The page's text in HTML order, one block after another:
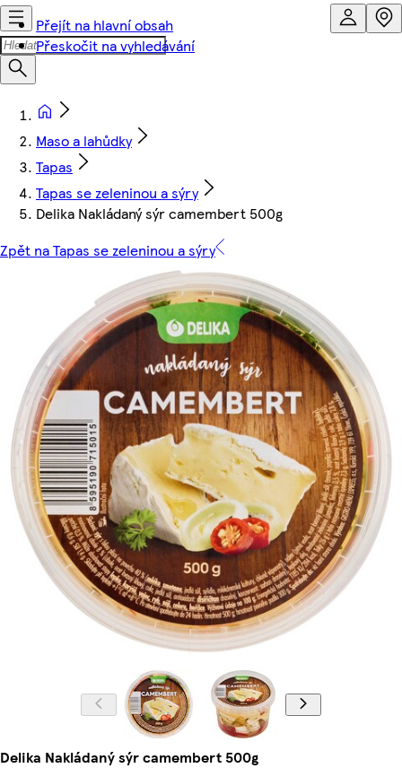
Přejít na hlavní obsah
Přeskočit na vyhledávání
Maso a lahůdky
Tapas
Tapas se zeleninou a sýry
Delika Nakládaný sýr camembert 500g
Zpět na Tapas se zeleninou a sýry
Delika Nakládaný sýr camembert 500g